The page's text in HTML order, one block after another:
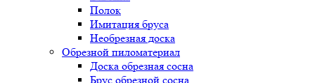
Полок
Имитация бруса
Необрезная доска
Обрезной пиломатериал
Доска обрезная сосна
Брус обрезной сосна